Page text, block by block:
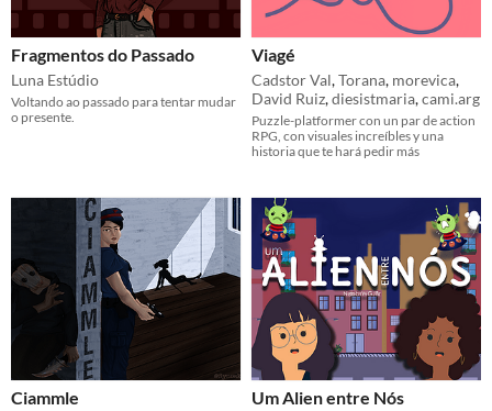
Fragmentos do Passado
Luna Estúdio
Voltando ao passado para tentar mudar
o presente.
Viagé
Cadstor Val,Torana, morevica,
David Ruiz,diesistmaria,cami.arg
Puzzle-platformer con un par de action
RPG, con visuales increíbles y una
historia que te hará pedir más
Ciammle Um Alien entre Nós